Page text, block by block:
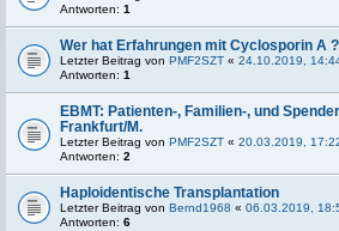
Antworten: 1
Wer hat Erfahrungen mit Cyclosporin A ?
Letzter Beitrag von PMF2SZT « 24.10.2019,
Antworten: 1
EBMT: Patienten-, Familien-, und
Frankfurt/M.
Letzter Beitrag von PMF2SZT « 20.03.2019,
Antworten: 2
Haploidentische Transplantation
Letzter Beitrag von Bernd1968 « 06.03.2019,
Antworten: 6